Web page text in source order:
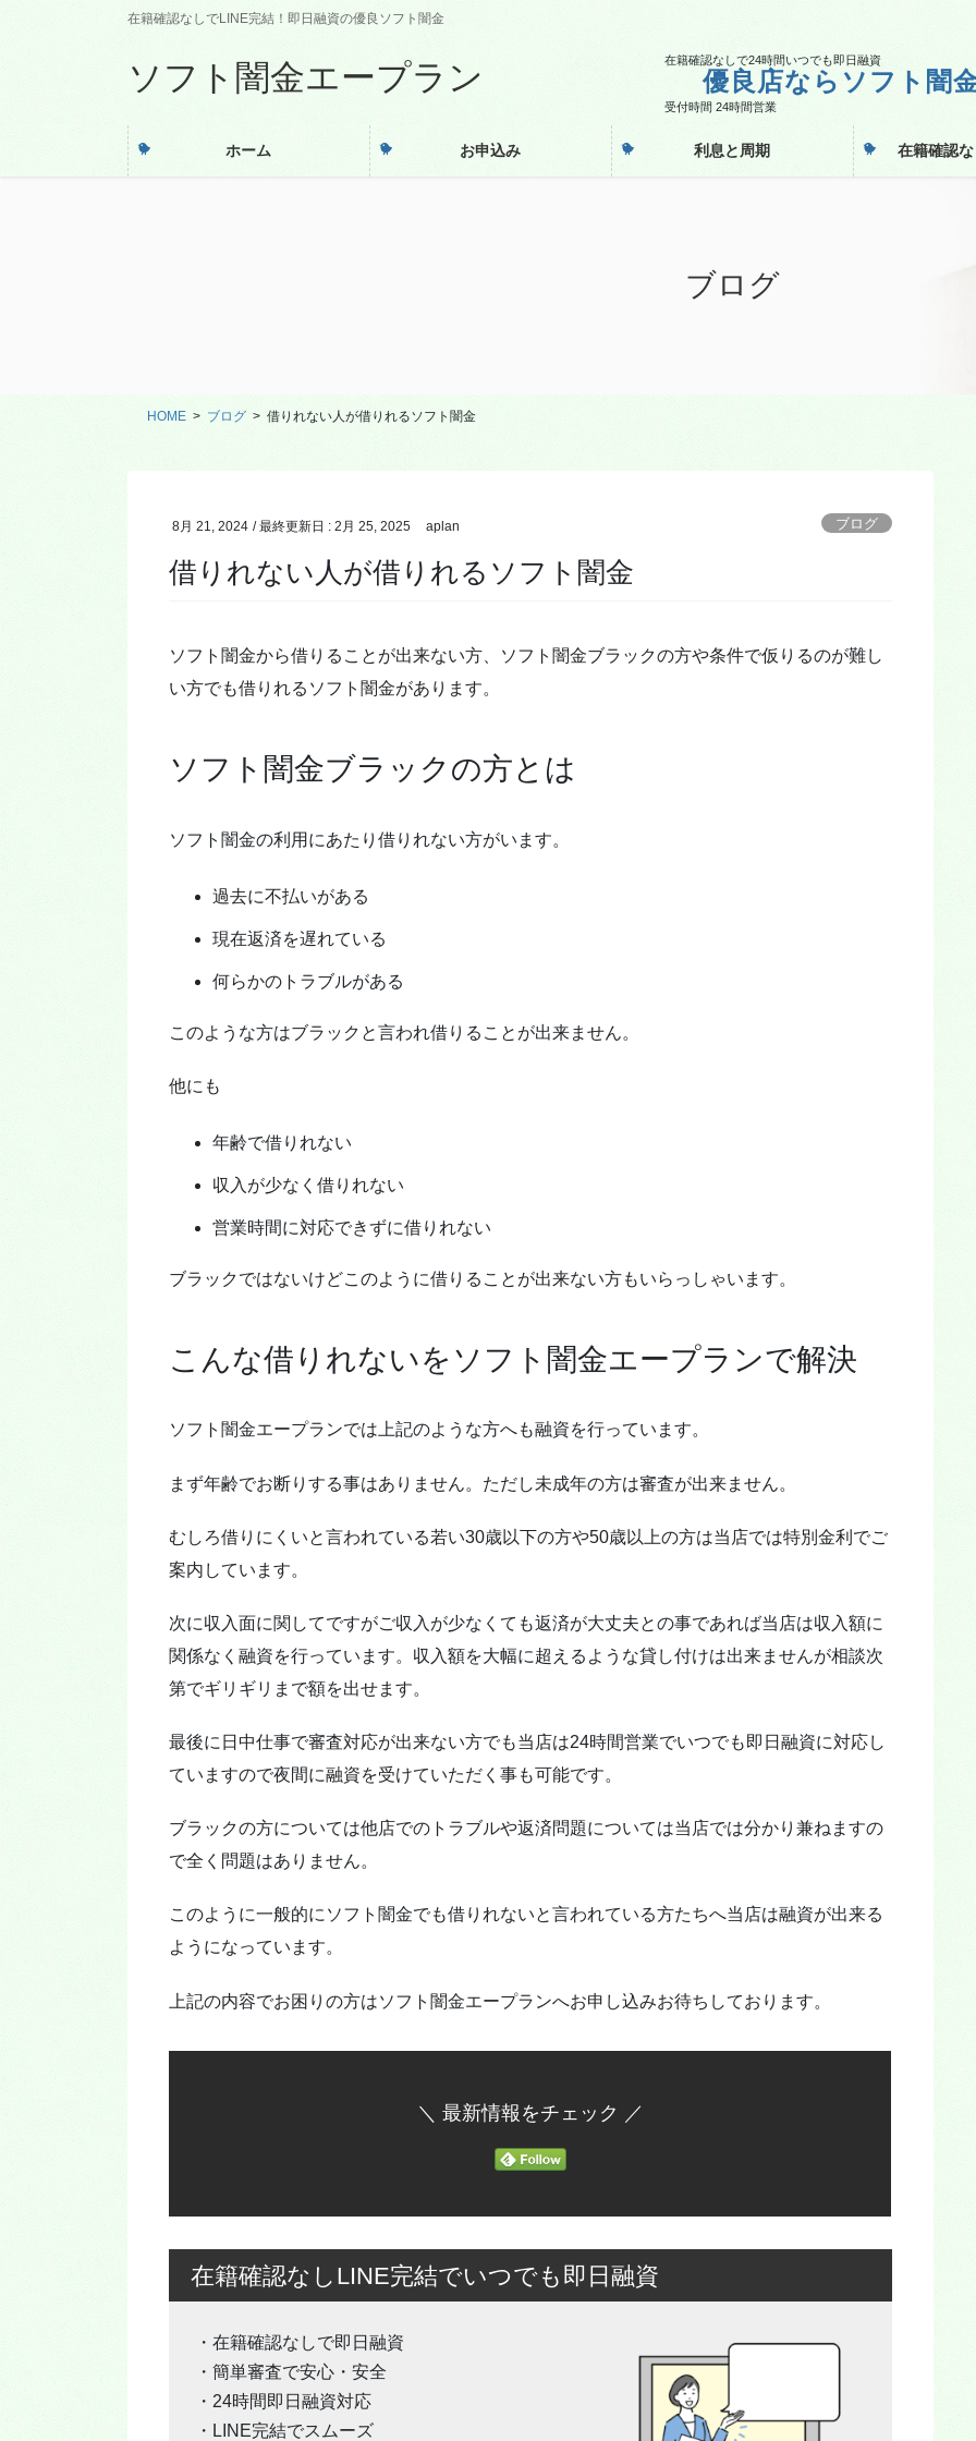
在籍確認なしでLINE完結！即日融資の優良ソフト闇金
ソフト闇金エープラン 在籍確認なしで24時間いつでも即日融資
優良店ならソフト闇
受付時間 24時間営業
ホーム お申込み 利息と周期 在籍確認
ブログ
HOME ブログ 借りれない人が借りれるソフト闇金
8月 21, 2024 / 最終更新日 :2月 25, 2025 aplan ブログ
借りれない人が借りれるソフト闇金
ソフト闇金から借りることが出来ない方、ソフト闇金ブラックの方や条件で仮りるのが難し
い方でも借りれるソフト闇金があります。
ソフト闇金ブラックの方とは
ソフト闇金の利用にあたり借りれない方がいます。
過去に不払いがある
現在返済を遅れている
何らかのトラブルがある
このような方はブラックと言われ借りることが出来ません。
他にも
年齢で借りれない
収入が少なく借りれない
営業時間に対応できずに借りれない
ブラックではないけどこのように借りることが出来ない方もいらっしゃいます。
こんな借りれないをソフト闇金エープランで解決
ソフト闇金エープランでは上記のような方へも融資を行っています。
まず年齢でお断りする事はありません。ただし未成年の方は審査が出来ません。
むしろ借りにくいと言われている若い30歳以下の方や50歳以上の方は当店では特別金利でご
案内しています。
次に収入面に関してですがご収入が少なくても返済が大丈夫との事であれば当店は収入額に
関係なく融資を行っています。収入額を大幅に超えるような貸し付けは出来ませんが相談次
第でギリギリまで額を出せます。
最後に日中仕事で審査対応が出来ない方でも当店は24時間営業でいつでも即日融資に対応し
ていますので夜間に融資を受けていただく事も可能です。
ブラックの方については他店でのトラブルや返済問題については当店では分かり兼ねますの
で全く問題はありません。
このように一般的にソフト闇金でも借りれないと言われている方たちへ当店は融資が出来る
ようになっています。
上記の内容でお困りの方はソフト闇金エープランへお申し込みお待ちしております。
＼ 最新情報をチェック ／
在籍確認なしLINE完結でいつでも即日融資
・在籍確認なしで即日融資
・簡単審査で安心・安全
・24時間即日融資対応
・LINE完結でスムーズ